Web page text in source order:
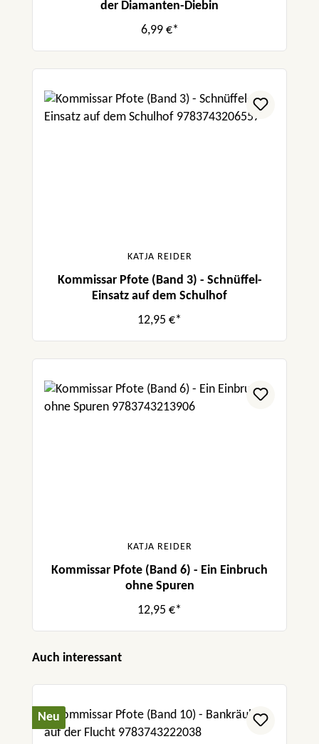
der Diamanten-Diebin
6,99 €*
KATJA REIDER
Kommissar Pfote (Band 3) - Schnüffel-
Einsatz auf dem Schulhof
12,95 €*
KATJA REIDER
Kommissar Pfote (Band 6) - Ein Einbruch
ohne Spuren
12,95 €*
Produktgalerie überspringen
Auch interessant
Neu